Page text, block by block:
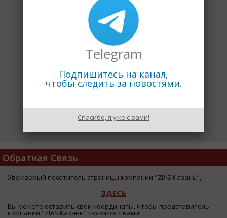
Обратная Связь
Уважаемый посетитель страницы компании "ZIAS Казань",
ЗДЕСЬ
Вы можете оставить свои координаты, чтобы представитель
компании "ZIAS Казань" связался с вами!
Telegram
Подпишитесь на канал,
чтобы следить за новостями.
Спасибо, я уже с вами!